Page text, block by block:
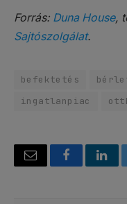
Forrás: Duna House,
Sajtószolgálat.
befektetés
ingatlanpiac
Email Facebook